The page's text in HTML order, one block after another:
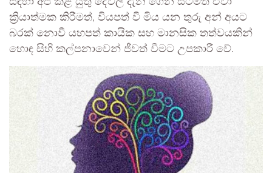
ක්‍රියාත්මක කිරීමත්, වියපත් වී මිය යන තුරු අන් අයට
බරක් නොවී යහපත් කායික සහ මානසික තත්වයකින්
හොඳ සිහි කල්පනාවෙන් ජීවත් වීමට උපකාරී වේ.